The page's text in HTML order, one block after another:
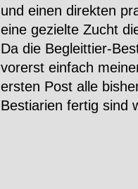
und einen direkten
eine gezielte Zucht
Da die Begleittier-
vorerst einfach
ersten Post alle
Bestiarien fertig sind